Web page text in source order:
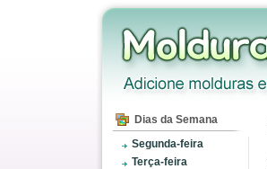
Dias da Semana
Segunda-feira
Terça-feira